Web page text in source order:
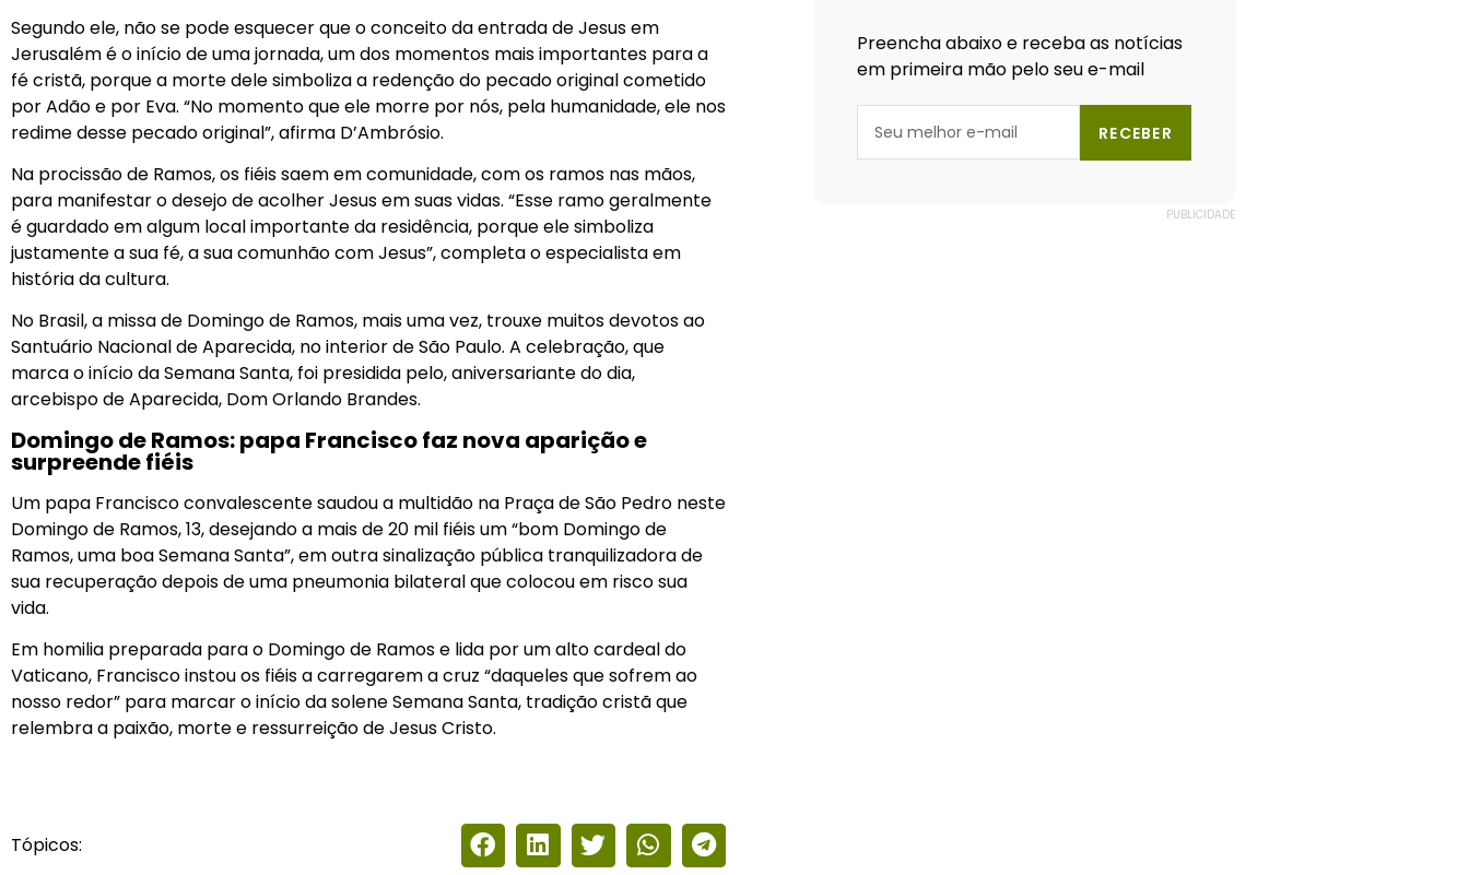
Segundo ele, não se pode esquecer que o conceito da entrada de Jesus em
Jerusalém é o início de uma jornada, um dos momentos mais importantes para a
fé cristã, porque a morte dele simboliza a redenção do pecado original cometido
por Adão e por Eva. “No momento que ele morre por nós, pela humanidade, ele nos
redime desse pecado original”, afirma D’Ambrósio.
Na procissão de Ramos, os fiéis saem em comunidade, com os ramos nas mãos,
para manifestar o desejo de acolher Jesus em suas vidas. “Esse ramo geralmente
é guardado em algum local importante da residência, porque ele simboliza
justamente a sua fé, a sua comunhão com Jesus”, completa o especialista em
história da cultura.
No Brasil, a missa de Domingo de Ramos, mais uma vez, trouxe muitos devotos ao
Santuário Nacional de Aparecida, no interior de São Paulo. A celebração, que
marca o início da Semana Santa, foi presidida pelo, aniversariante do dia,
arcebispo de Aparecida, Dom Orlando Brandes.
Domingo de Ramos: papa Francisco faz nova aparição e
surpreende fiéis
Um papa Francisco convalescente saudou a multidão na Praça de São Pedro neste
Domingo de Ramos, 13, desejando a mais de 20 mil fiéis um “bom Domingo de
Ramos, uma boa Semana Santa”, em outra sinalização pública tranquilizadora de
sua recuperação depois de uma pneumonia bilateral que colocou em risco sua
vida.
Em homilia preparada para o Domingo de Ramos e lida por um alto cardeal do
Vaticano, Francisco instou os fiéis a carregarem a cruz “daqueles que sofrem ao
nosso redor” para marcar o início da solene Semana Santa, tradição cristã que
relembra a paixão, morte e ressurreição de Jesus Cristo.
Tópicos:
Preencha abaixo e receba as notícias
em primeira mão pelo seu e-mail
RECEBER
PUBLICIDADE